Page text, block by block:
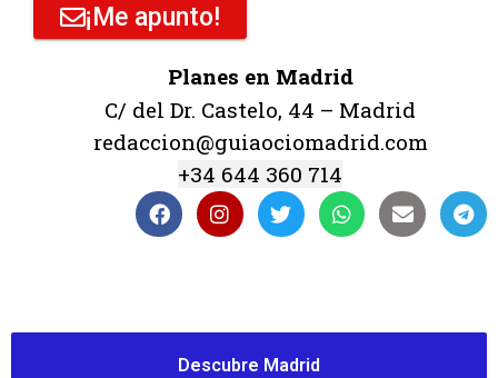
¡Me apunto!
Planes en Madrid
C/ del Dr. Castelo, 44 – Madrid
redaccion@guiaociomadrid.com
+34 644 360 714
Descubre Madrid